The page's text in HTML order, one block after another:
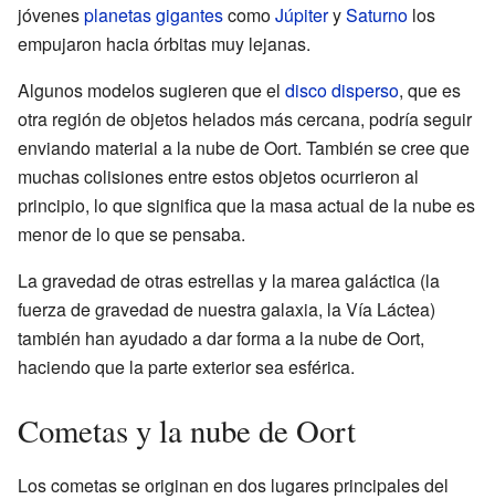
jóvenesplanetas gigantescomoJúpiterySaturno los
empujaron hacia órbitas muy lejanas.
Algunos modelos sugieren que el disco disperso, que es
otra región de objetos helados más cercana, podría seguir
enviando material a la nube de Oort. También se cree que
muchas colisiones entre estos objetos ocurrieron al
principio, lo que significa que la masa actual de la nube es
menor de lo que se pensaba.
La gravedad de otras estrellas y la marea galáctica (la
fuerza de gravedad de nuestra galaxia, la Vía Láctea)
también han ayudado a dar forma a la nube de Oort,
haciendo que la parte exterior sea esférica.
Cometas y la nube de Oort
Los cometas se originan en dos lugares principales del